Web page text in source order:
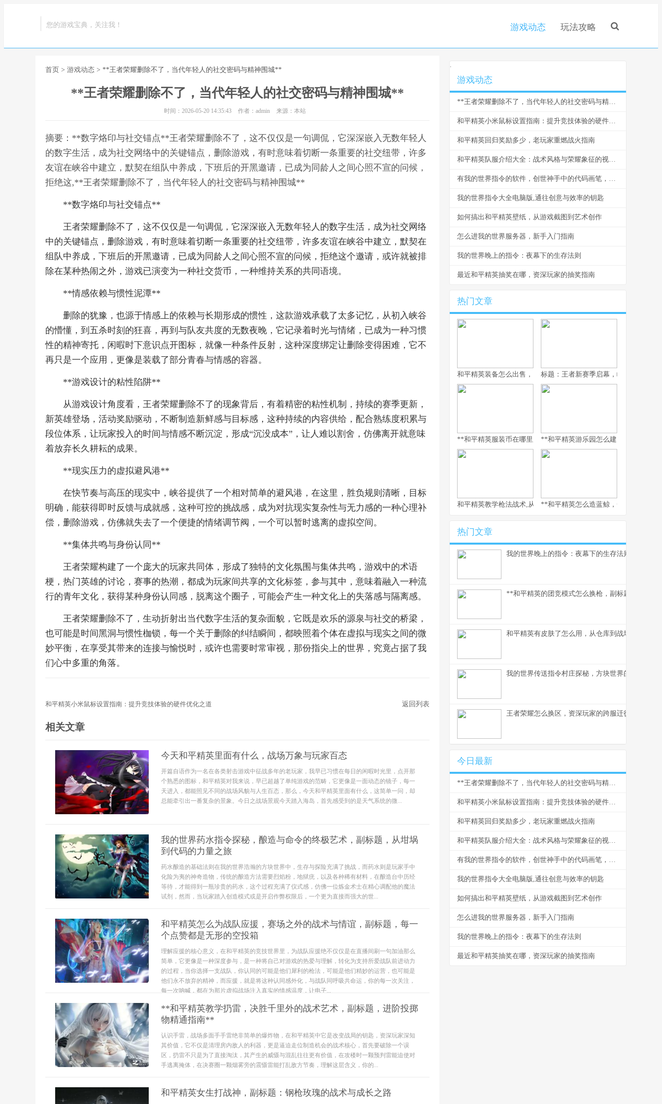
您的游戏宝典，关注我！ 游戏动态 玩法攻略
首页 > 游戏动态 > **王者荣耀删除不了，当代年轻人的社交密码与精神围城**
**王者荣耀删除不了，当代年轻人的社交密码与精神围城**
时间：2026-05-20 14:35:43 作者：admin 来源：本站
摘要：**数字烙印与社交锚点**王者荣耀删除不了，这不仅仅是一句调侃，它深深嵌入无数年轻人
的数字生活，成为社交网络中的关键锚点，删除游戏，有时意味着切断一条重要的社交纽带，许多
友谊在峡谷中建立，默契在组队中养成，下班后的开黑邀请，已成为同龄人之间心照不宣的问候，
拒绝这,**王者荣耀删除不了，当代年轻人的社交密码与精神围城**
**数字烙印与社交锚点**
王者荣耀删除不了，这不仅仅是一句调侃，它深深嵌入无数年轻人的数字生活，成为社交网络
中的关键锚点，删除游戏，有时意味着切断一条重要的社交纽带，许多友谊在峡谷中建立，默契在
组队中养成，下班后的开黑邀请，已成为同龄人之间心照不宣的问候，拒绝这个邀请，或许就被排
除在某种热闹之外，游戏已演变为一种社交货币，一种维持关系的共同语境。
**情感依赖与惯性泥潭**
删除的犹豫，也源于情感上的依赖与长期形成的惯性，这款游戏承载了太多记忆，从初入峡谷
的懵懂，到五杀时刻的狂喜，再到与队友共度的无数夜晚，它记录着时光与情绪，已成为一种习惯
性的精神寄托，闲暇时下意识点开图标，就像一种条件反射，这种深度绑定让删除变得困难，它不
再只是一个应用，更像是装载了部分青春与情感的容器。
**游戏设计的粘性陷阱**
从游戏设计角度看，王者荣耀删除不了的现象背后，有着精密的粘性机制，持续的赛季更新，
新英雄登场，活动奖励驱动，不断制造新鲜感与目标感，这种持续的内容供给，配合熟练度积累与
段位体系，让玩家投入的时间与情感不断沉淀，形成“沉没成本”，让人难以割舍，仿佛离开就意味
着放弃长久耕耘的成果。
**现实压力的虚拟避风港**
在快节奏与高压的现实中，峡谷提供了一个相对简单的避风港，在这里，胜负规则清晰，目标
明确，能获得即时反馈与成就感，这种可控的挑战感，成为对抗现实复杂性与无力感的一种心理补
偿，删除游戏，仿佛就失去了一个便捷的情绪调节阀，一个可以暂时逃离的虚拟空间。
**集体共鸣与身份认同**
王者荣耀构建了一个庞大的玩家共同体，形成了独特的文化氛围与集体共鸣，游戏中的术语
梗，热门英雄的讨论，赛事的热潮，都成为玩家间共享的文化标签，参与其中，意味着融入一种流
行的青年文化，获得某种身份认同感，脱离这个圈子，可能会产生一种文化上的失落感与隔离感。
王者荣耀删除不了，生动折射出当代数字生活的复杂面貌，它既是欢乐的源泉与社交的桥梁，
也可能是时间黑洞与惯性枷锁，每一个关于删除的纠结瞬间，都映照着个体在虚拟与现实之间的微
妙平衡，在享受其带来的连接与愉悦时，或许也需要时常审视，那份指尖上的世界，究竟占据了我
们心中多重的角落。
和平精英小米鼠标设置指南：提升竞技体验的硬件优化之道 返回列表
相关文章
今天和平精英里面有什么，战场万象与玩家百态
开篇自语作为一名在各类射击游戏中征战多年的老玩家，我早已习惯在每日的闲暇时光里，点开那
个熟悉的图标，和平精英对我来说，早已超越了单纯游戏的范畴，它更像是一面动态的镜子，每一
天进入，都能照见不同的战场风貌与人生百态，那么，今天和平精英里面有什么，这简单一问，却
总能牵引出一番复杂的景象。今日之战场景观今天踏入海岛，首先感受到的是天气系统的微...
我的世界药水指令探秘，酿造与命令的终极艺术，副标题，从坩埚
到代码的力量之旅
药水酿造的基础法则在我的世界浩瀚的方块世界中，生存与探险充满了挑战，而药水则是玩家手中
化险为夷的神奇造物，传统的酿造方法需要烈焰粉，地狱疣，以及各种稀有材料，在酿造台中历经
等待，才能得到一瓶珍贵的药水，这个过程充满了仪式感，仿佛一位炼金术士在精心调配他的魔法
试剂，然而，当玩家踏入创造模式或是开启作弊权限后，一个更为直接而强大的世...
和平精英怎么为战队应援，赛场之外的战术与情谊，副标题，每一
个点赞都是无形的空投箱
理解应援的核心意义，在和平精英的竞技世界里，为战队应援绝不仅仅是在直播间刷一句加油那么
简单，它更像是一种深度参与，是一种将自己对游戏的热爱与理解，转化为支持所爱战队前进动力
的过程，当你选择一支战队，你认同的可能是他们犀利的枪法，可能是他们精妙的运营，也可能是
他们永不放弃的精神，而应援，就是将这种认同感外化，与战队同呼吸共命运，你的每一次关注，
每一次呐喊，都在为那片虚拟战场注入真实的情感温度，让电子...
**和平精英教学扔雷，决胜千里外的战术艺术，副标题，进阶投掷
物精通指南**
认识手雷，战场多面手手雷绝非简单的爆炸物，在和平精英中它是改变战局的钥匙，资深玩家深知
其价值，它不仅是清理房内敌人的利器，更是逼迫走位制造机会的战术核心，首先要破除一个误
区，扔雷不只是为了直接淘汰，其产生的威慑与混乱往往更有价值，在攻楼时一颗预判雷能迫使对
手逃离掩体，在决赛圈一颗烟雾旁的震慑雷能打乱敌方节奏，理解这层含义，你的...
和平精英女生打战神，副标题：钢枪玫瑰的战术与成长之路
.
游戏动态
**王者荣耀删除不了，当代年轻人的社交密码与精神围城**
和平精英小米鼠标设置指南：提升竞技体验的硬件优化之道
和平精英回归奖励多少，老玩家重燃战火指南
和平精英队服介绍大全：战术风格与荣耀象征的视觉解码
有我的世界指令的软件，创世神手中的代码画笔，副标题，重塑方块世界的艺术与科学
我的世界指令大全电脑版,通往创意与效率的钥匙
如何搞出和平精英壁纸，从游戏截图到艺术创作
怎么进我的世界服务器，新手入门指南
我的世界晚上的指令：夜幕下的生存法则
最近和平精英抽奖在哪，资深玩家的抽奖指南
热门文章
和平精英装备怎么出售，资深玩家的交易谋略副标题，虚拟战场的
标题：王者新赛季启幕，峡谷变革与玩
**和平精英服装币在哪里用，老兵的时尚购物指南，副标题，揭秘
**和平精英游乐园怎么建：从虚拟战场
和平精英教学枪法战术,从新手到战神的心路历程
**和平精英怎么造蓝鲸，一场虚拟海洋
热门文章
我的世界晚上的指令：夜幕下的生存法则
**和平精英的团竞模式怎么换枪，副标题为短兵相
和平精英有皮肤了怎么用，从仓库到战场的战术美
我的世界传送指令村庄探秘，方块世界的瞬间移
王者荣耀怎么换区，资深玩家的跨服迁徙指南，副
今日最新
**王者荣耀删除不了，当代年轻人的社交密码与精神围城**
和平精英小米鼠标设置指南：提升竞技体验的硬件优化之道
和平精英回归奖励多少，老玩家重燃战火指南
和平精英队服介绍大全：战术风格与荣耀象征的视觉解码
有我的世界指令的软件，创世神手中的代码画笔，副标题，重塑方块世界的艺术与科学
我的世界指令大全电脑版,通往创意与效率的钥匙
如何搞出和平精英壁纸，从游戏截图到艺术创作
怎么进我的世界服务器，新手入门指南
我的世界晚上的指令：夜幕下的生存法则
最近和平精英抽奖在哪，资深玩家的抽奖指南